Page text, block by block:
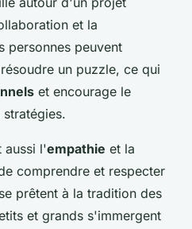
et la
personnes peuvent
un puzzle, ce qui
et encourage le
aussi l'empathie et la
comprendre et respecter
prêtent à la tradition des
et grands s'immergent